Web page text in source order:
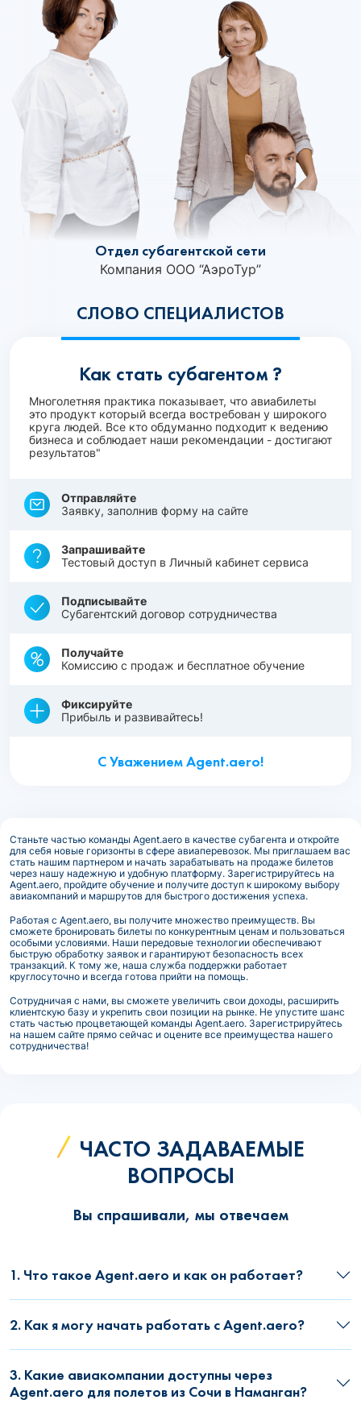
СЛОВО СПЕЦИАЛИСТОВ
Отдел субагентской сети
Компания ООО “АэроТур”
Как стать субагентом ?
Многолетняя практика показывает, что авиабилеты
это продукт который всегда востребован у широкого
круга людей. Все кто обдуманно подходит к ведению
бизнеса и соблюдает наши рекомендации - достигают
результатов"
Отправляйте
Заявку, заполнив форму на сайте
Запрашивайте
Тестовый доступ в Личный кабинет сервиса
Подписывайте
Субагентский договор сотрудничества
Получайте
Комиссию с продаж и бесплатное обучение
Фиксируйте
Прибыль и развивайтесь!
С Уважением Agent.aero!
Станьте частью команды Agent.aero в качестве субагента и откройте
для себя новые горизонты в сфере авиаперевозок. Мы приглашаем вас
стать нашим партнером и начать зарабатывать на продаже билетов
через нашу надежную и удобную платформу. Зарегистрируйтесь на
Agent.aero, пройдите обучение и получите доступ к широкому выбору
авиакомпаний и маршрутов для быстрого достижения успеха.
Работая с Agent.aero, вы получите множество преимуществ. Вы
сможете бронировать билеты по конкурентным ценам и пользоваться
особыми условиями. Наши передовые технологии обеспечивают
быструю обработку заявок и гарантируют безопасность всех
транзакций. К тому же, наша служба поддержки работает
круглосуточно и всегда готова прийти на помощь.
Сотрудничая с нами, вы сможете увеличить свои доходы, расширить
клиентскую базу и укрепить свои позиции на рынке. Не упустите шанс
стать частью процветающей команды Agent.aero. Зарегистрируйтесь
на нашем сайте прямо сейчас и оцените все преимущества нашего
сотрудничества!
ЧАСТО ЗАДАВАЕМЫЕ
ВОПРОСЫ
Вы спрашивали, мы отвечаем
1. Что такое Agent.aero и как он работает?
2. Как я могу начать работать с Agent.aero?
3. Какие авиакомпании доступны через
Agent.aero для полетов из Сочи в Наманган?